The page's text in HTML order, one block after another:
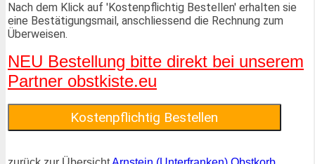
Nach dem Klick auf 'Kostenpflichtig Bestellen' erhalten sie
eine Bestätigungsmail, anschliessend die Rechnung zum
Überweisen.
NEU Bestellung bitte direkt bei unserem
Partner obstkiste.eu